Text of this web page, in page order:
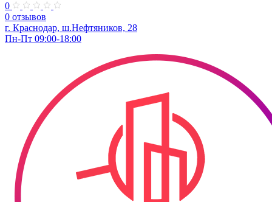
0
0 отзывов
г. Краснодар, ш.Нефтяников, 28
Пн-Пт 09:00-18:00